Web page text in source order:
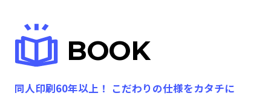
BOOK
同人印刷60年以上！ こだわりの仕様をカタチに